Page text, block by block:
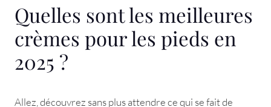
Quelles sont les meilleures
crèmes pour les pieds en
2025 ?
Allez, découvrez sans plus attendre ce qui se fait de